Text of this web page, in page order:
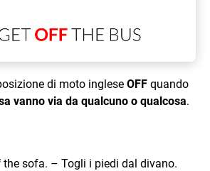
di moto inglese OFF quando
vanno via da qualcuno o qualcosa.
the sofa. – Togli i piedi dal divano.